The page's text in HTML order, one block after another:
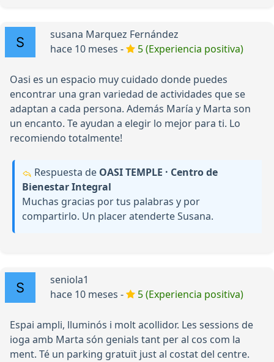
susana Marquez Fernández
hace 10 meses -
5 (Experiencia positiva)
Oasi es un espacio muy cuidado donde puedes
encontrar una gran variedad de actividades que se
adaptan a cada persona. Además María y Marta son
un encanto. Te ayudan a elegir lo mejor para ti. Lo
recomiendo totalmente!
Respuesta de OASI TEMPLE · Centro de
Bienestar Integral
Muchas gracias por tus palabras y por
compartirlo. Un placer atenderte Susana.
seniola1
hace 10 meses -
5 (Experiencia positiva)
Espai ampli, lluminós i molt acollidor. Les sessions de
ioga amb Marta són genials tant per al cos com la
ment. Té un parking gratuït just al costat del centre.